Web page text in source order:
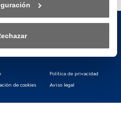
Tus opciones tendrán
política de privacidad.
del dispositivo para su
información en un dispositivo
Política de privacidad
de cookies Aviso legal